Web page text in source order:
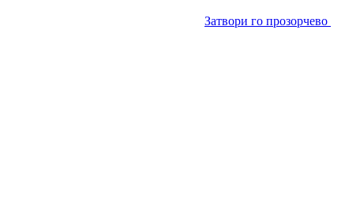
Затвори го прозорчево